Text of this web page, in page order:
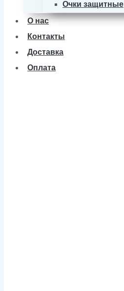
Очки защитные
О нас
Контакты
Доставка
Оплата